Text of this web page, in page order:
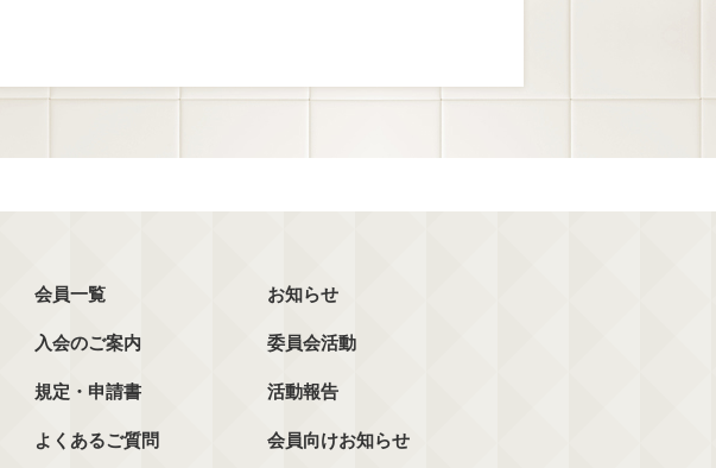
会員一覧
入会のご案内
規定・申請書
よくあるご質問
お知らせ
委員会活動
活動報告
会員向けお知らせ